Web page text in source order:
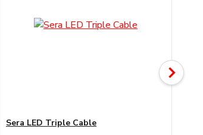
Sera LED Triple Cable